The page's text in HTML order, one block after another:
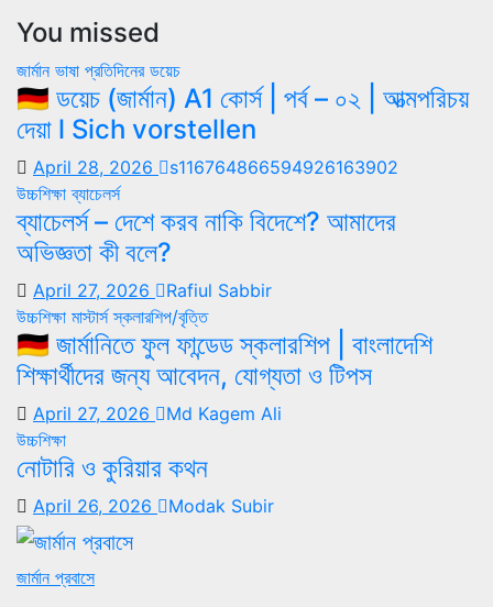
You missed
জার্মান ভাষা প্রতিদিনের ডয়েচ
🇩🇪 ডয়েচ (জার্মান) A1 কোর্স | পর্ব – ০২ | আত্মপরিচয়
দেয়া l Sich vorstellen
April 28, 2026
s116764866594926163902
উচ্চশিক্ষাব্যাচেলর্স
ব্যাচেলর্স – দেশে করব নাকি বিদেশে? আমাদের
অভিজ্ঞতা কী বলে?
April 27, 2026
Rafiul Sabbir
উচ্চশিক্ষা মাস্টার্সস্কলারশিপ/বৃত্তি
🇩🇪 জার্মানিতে ফুল ফান্ডেড স্কলারশিপ | বাংলাদেশি
শিক্ষার্থীদের জন্য আবেদন, যোগ্যতা ও টিপস
April 27, 2026
Md Kagem Ali
উচ্চশিক্ষা
নোটারি ও কুরিয়ার কথন
April 26, 2026 Modak Subir
জার্মান প্রবাসে